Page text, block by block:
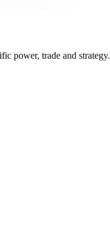
power, trade and strategy.